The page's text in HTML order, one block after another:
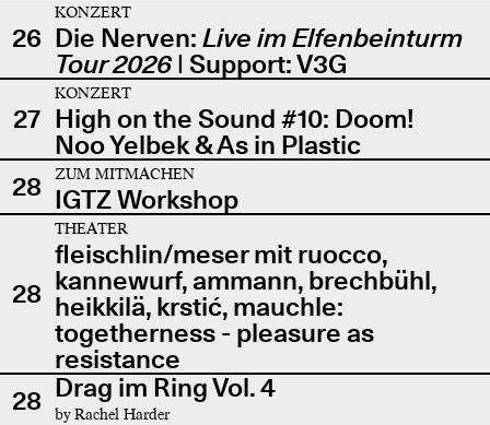
26
KONZERT
Die Nerven: Live im Elfenbeinturm
Tour 2026| Support: V3G
27
KONZERT
High on the Sound #10: Doom!
Noo Yelbek & As in Plastic
28
ZUM MITMACHEN
IGTZ Workshop
28
THEATER
fleischlin/meser mit ruocco,
kannewurf, ammann, brechbühl,
heikkilä, krstić, mauchle:
togetherness - pleasure as
resistance
28 Drag im Ring Vol. 4
by Rachel Harder